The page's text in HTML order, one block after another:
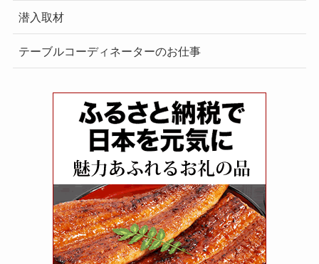
潜入取材
テーブルコーディネーターのお仕事